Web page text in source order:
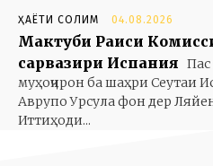
ҲАЁТИ СОЛИМ 04.08.2026
Мактуби Раиси
сарвазири Испания
муҳоҷирон ба шаҳри Сеутаи
Аврупо Урсула фон дер
Иттиҳоди...